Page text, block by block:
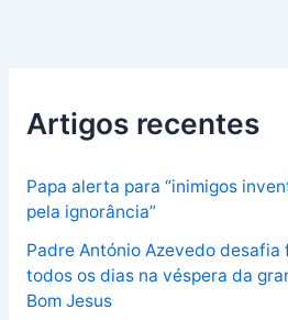
Artigos recentes
Papa alerta para “inimigos
pela ignorância”
Padre António Azevedo
todos os dias na véspera da
Bom Jesus